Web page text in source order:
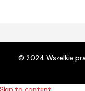
© 2024 Wszelkie
Skip to content